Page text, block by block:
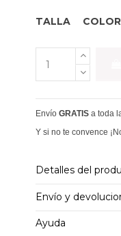
TALLA COLOR
Envío GRATIS a toda
Y si no te convence
Detalles del
Envío y
Ayuda